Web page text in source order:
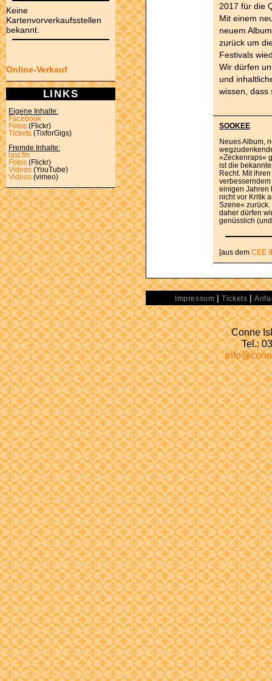
Keine
Kartenvorverkaufsstellen
bekannt.
Online-Verkauf
LINKS
Eigene Inhalte:
Facebook
Fotos (Flickr)
Tickets (TixforGigs)
Fremde Inhalte:
last.fm
Fotos (Flickr)
Videos (YouTube)
Videos (vimeo)
2017 für die
Mit einem
neuem
zurück um
Festivals
Wir dürfen
und
wissen, dass
SOOKEE
Neues Album,
»Zeckenraps«
ist die
Recht. Mit
einigen Jahren
nicht vor Kritik
Szene«
daher dürfen
genüsslich
[aus dem CEE
Impressum | Tickets |
Conne
Tel.: